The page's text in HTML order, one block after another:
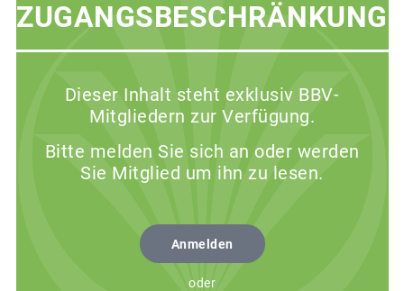
ZUGANGSBESCHRÄNKUNG
Dieser Inhalt steht exklusiv BBV-
Mitgliedern zur Verfügung.
Bitte melden Sie sich an oder werden
Sie Mitglied um ihn zu lesen.
Anmelden
oder